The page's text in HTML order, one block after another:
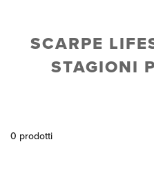
SCARPE
STAGIONI
0 prodotti